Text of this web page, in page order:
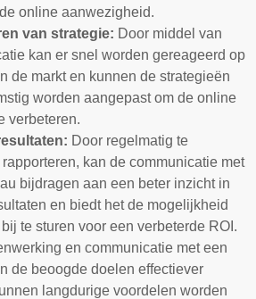
online aanwezigheid.
van strategie: Door middel van
kan er snel worden gereageerd op
de markt en kunnen de strategieën
worden aangepast om de online
verbeteren.
Door regelmatig te
kan de communicatie met
bijdragen aan een beter inzicht in
en biedt het de mogelijkheid
te sturen voor een verbeterde ROI.
en communicatie met een
de beoogde doelen effectiever
langdurige voordelen worden